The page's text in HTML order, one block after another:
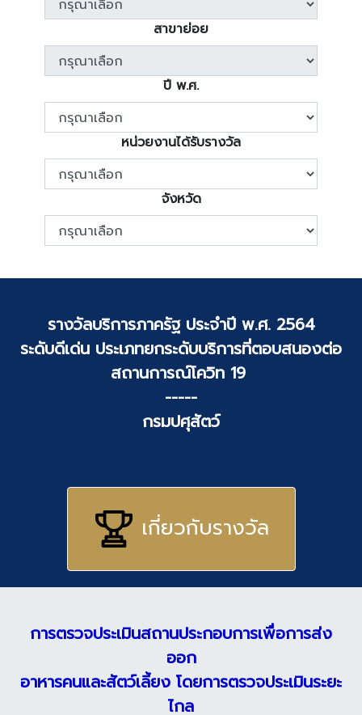
สาขาย่อย
ปี พ.ศ.
หน่วยงานได้รับรางวัล
จังหวัด
รางวัลบริการภาครัฐ ประจำปี พ.ศ. 2564
ระดับดีเด่น ประเภทยกระดับบริการที่ตอบสนองต่อ
สถานการณ์โควิท 19
-----
กรมปศุสัตว์
เกี่ยวกับรางวัล
การตรวจประเมินสถานประกอบการเพื่อการส่ง
ออก
อาหารคนและสัตว์เลี้ยง โดยการตรวจประเมินระยะ
ไกล